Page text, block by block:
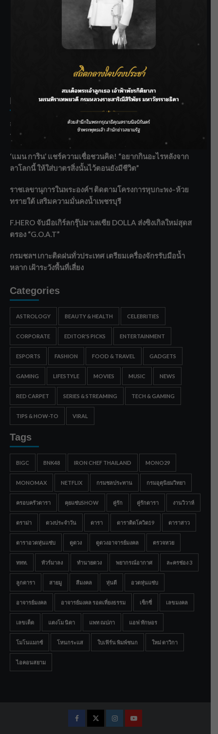
SIAMRATH VARIETY
THE BEST ENTERTAINMENT
Recent Posts
กรมชลฯ รับฟังประชาชน ติดตามแก้ปัญหาโครงการประตู
ระบายน้ำศรีสองรักฯ
‘แมน การิน’ แชร์ความเชื่อชวนคิด! “อยากกินอะไรหลังจาก
ลาโลกนี้ ให้ใส่บาตรสิ่งนั้นไว้ตอนยังมีชีวิต”
ราชเลขานุการในพระองค์ฯ ติดตามโครงการหุบกะพง–ห้วย
ทรายใต้ เสริมความมั่นคงน้ำเพชรบุรี
F.HERO จับมือเกิร์ลกรุ๊ปมาเลเซีย DOLLA ส่งซิงเกิลใหม่สุดส
ตรอง “G.O.A.T”
กรมชลฯ เกาะติดฝนทั่วประเทศ เตรียมเครื่องจักรรับมือน้ำ
หลาก เฝ้าระวังพื้นที่เสี่ยง
Categories
ASTROLOGY BEAUTY & HEALTH CELEBRITIES
CORPORATE EDITOR'S PICKS ENTERTAINMENT
ESPORTS FASHION FOOD & TRAVEL GADGETS
GAMING LIFESTYLE MOVIES MUSIC NEWS
RED CARPET SERIES & STREAMING TECH & GAMING
TIPS & HOW-TO VIRAL
Tags
BIGC BNK48 IRON CHEF THAILAND MONO29
MONOMAX NETFLIX กรมชลประทาน กรมอุตุนิยมวิทยา
ครอบครัวดารา คุยแซ่บSHOW คู่รัก คู่รักดารา งานวิวาห์
ดราม่า ดวงประจำวัน ดารา ดาราติดโควิด19 ดาราสาว
ดาราอวดหุ่นแซ่บ ดูดวง ดูดวงอาจารย์มงคล ตรวจหวย
ททท. ทัวร์มาลง ทำนายดวง พยากรณ์อากาศ ละครช่อง 3
ลูกดารา สายมู สีมงคล หุ่นดี อวดหุ่นแซ่บ
อาจารย์มงคล อาจารย์มงคล รอดเที่ยงธรรม เซ็กซี่ เลขมงคล
เลขเด็ด แตงโม นิดา แพท ณปภา แอฟ ทักษอร
โมโนแมกซ์ โหนกระแส ใบเฟิร์น พิมพ์ชนก ใหม่ ดาวิกา
ไอคอนสยาม
FacebookTwitterInstagramYoutube